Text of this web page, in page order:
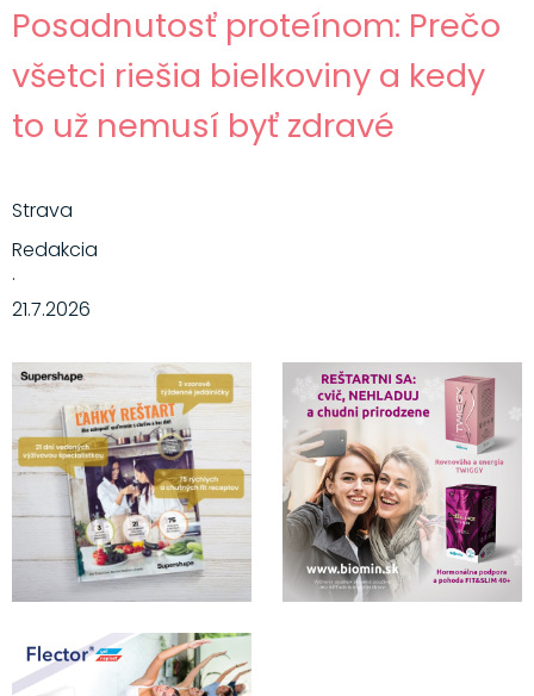
Posadnutosť proteínom: Prečo
všetci riešia bielkoviny a kedy
to už nemusí byť zdravé
Strava
Redakcia
·
21.7.2026